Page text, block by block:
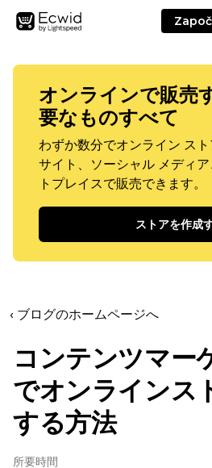
オンラインで販売
要なものすべて
わずか数分でオンライン ス
サイト、ソーシャル メディ
トプレイスで販売できます。
ストアを作成
‹ ブログのホームページへ
コンテンツマー
でオンラインス
する方法
所要時間